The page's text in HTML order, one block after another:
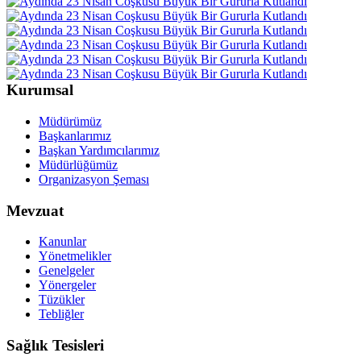
Kurumsal
Müdürümüz
Başkanlarımız
Başkan Yardımcılarımız
Müdürlüğümüz
Organizasyon Şeması
Mevzuat
Kanunlar
Yönetmelikler
Genelgeler
Yönergeler
Tüzükler
Tebliğler
Sağlık Tesisleri